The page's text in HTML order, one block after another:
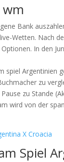
Bank
Wetten. Nach
In den
spiel Argentinien
zu
zu Stande
wird von der
X Croacia
Spiel